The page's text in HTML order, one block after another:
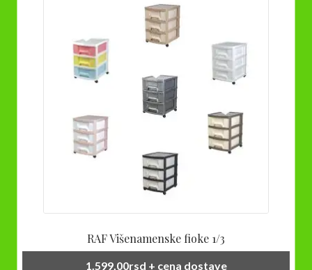
RAF Višenamenske fioke 1/3
1.599,00rsd + cena dostave